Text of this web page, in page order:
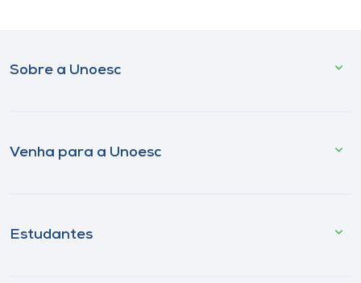
Sobre a Unoesc
Venha para a Unoesc
Estudantes